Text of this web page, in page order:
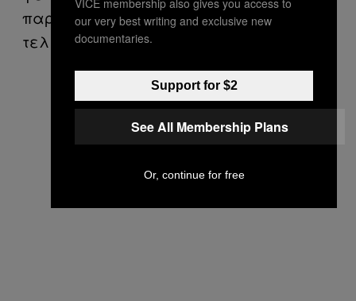
παρακαλώ σταμάτα». Το αεροπλάνο
τελικά σταματάει.
our very best writing and exclusive new
documentaries.
Support for $2
See All Membership Plans
Or, continue for free